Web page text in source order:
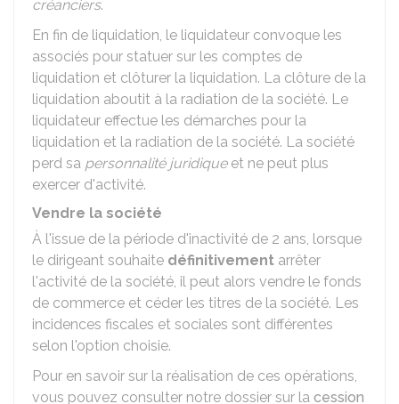
créanciers.
En fin de liquidation, le liquidateur convoque les
associés pour statuer sur les comptes de
liquidation et clôturer la liquidation. La clôture de la
liquidation aboutit à la radiation de la société. Le
liquidateur effectue les démarches pour la
liquidation et la radiation de la société. La société
perd sa personnalité juridiqueet ne peut plus
exercer d'activité.
Vendre la société
À l'issue de la période d'inactivité de 2 ans, lorsque
le dirigeant souhaite définitivement arrêter
l'activité de la société, il peut alors vendre le fonds
de commerce et céder les titres de la société. Les
incidences fiscales et sociales sont différentes
selon l'option choisie.
Pour en savoir sur la réalisation de ces opérations,
vous pouvez consulter notre dossier sur la cession